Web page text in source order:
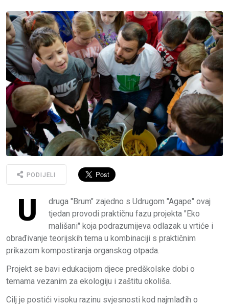
PODIJELI
U
druga "Brum" zajedno s Udrugom "Agape" ovaj
tjedan provodi praktičnu fazu projekta "Eko
mališani" koja podrazumijeva odlazak u vrtiće i
obrađivanje teorijskih tema u kombinaciji s praktičnim
prikazom kompostiranja organskog otpada.
Projekt se bavi edukacijom djece predškolske dobi o
temama vezanim za ekologiju i zaštitu okoliša.
Cilj je postići visoku razinu svjesnosti kod najmlađih o